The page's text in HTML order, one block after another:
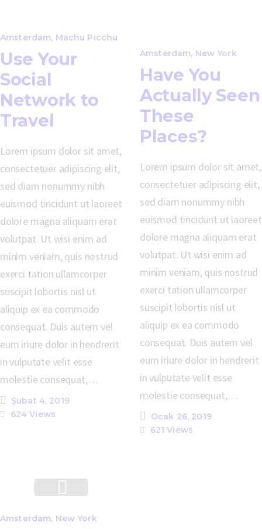
Amsterdam, Machu Picchu
Use Your
Social
Network to
Travel
Lorem ipsum dolor sit amet,
consectetuer adipiscing elit,
sed diam nonummy nibh
euismod tincidunt ut laoreet
dolore magna aliquam erat
volutpat. Ut wisi enim ad
minim veniam, quis nostrud
exerci tation ullamcorper
suscipit lobortis nisl ut
aliquip ex ea commodo
consequat. Duis autem vel
eum iriure dolor in hendrerit
in vulputate velit esse
molestie consequat,…
Şubat 4, 2019
624 Views
Amsterdam, New York
Have You
Actually Seen
These
Places?
Lorem ipsum dolor sit amet,
consectetuer adipiscing elit,
sed diam nonummy nibh
euismod tincidunt ut laoreet
dolore magna aliquam erat
volutpat. Ut wisi enim ad
minim veniam, quis nostrud
exerci tation ullamcorper
suscipit lobortis nisl ut
aliquip ex ea commodo
consequat. Duis autem vel
eum iriure dolor in hendrerit
in vulputate velit esse
molestie consequat,…
Ocak 26, 2019
621 Views
Amsterdam, New York